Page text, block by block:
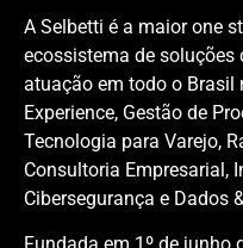
A Selbetti é a maior one
ecossistema de soluções
atuação em todo o Brasil
Experience, Gestão de
Tecnologia para Varejo,
Consultoria Empresarial,
Cibersegurança e Dados